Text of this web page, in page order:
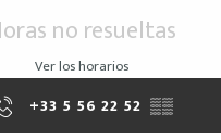
no resueltas
Ver los horarios
+33 5 56 22 52 ▒▒